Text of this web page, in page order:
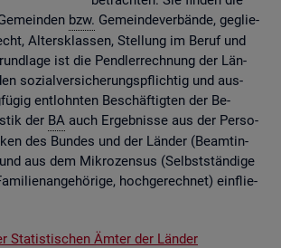
bzw. Ge­mein­de­ver­bän­de, ge­glie­
Al­ters­klas­sen, Stel­lung im Beruf und
ist die Pend­ler­rech­nung der Län­
so­zi­al­ver­si­che­rungs­pflich­tig und aus­
ent­lohn­ten Be­schäf­tig­ten der Be­
der BA auch Er­geb­nis­se aus der Per­so­
des Bun­des und der Län­der (Be­am­tin­
aus dem Mi­kro­zen­sus (Selbst­stän­di­ge
hoch­ge­rech­net) ein­flie­
Sta­tis­ti­schen Ämter der Län­der